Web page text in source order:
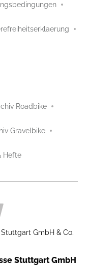
Roadbike
Gravelbike
Hefte
GmbH & Co.
Stuttgart GmbH